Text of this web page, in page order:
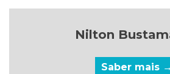
Nilton
Saber mais →